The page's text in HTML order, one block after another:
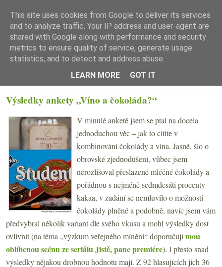
☰ Menu
Výsledky ankety „Víno a čokoláda?“
V minulé anketě jsem se ptal na docela
jednoduchou věc – jak to cítíte v
kombinování čokolády a vína. Jasně, šlo o
obrovské zjednodušení, vůbec jsem
nerozlišoval přeslazené mléčné čokolády a
pořádnou s nejméně sedmdesáti procenty
kakaa, v zadání se nemluvilo o možnosti
čokolády plněné a podobně, navíc jsem vám
předvybral několik variant dle svého vkusu a mohl výsledky dost
ovlivnit (na téma „výzkum veřejného mínění“ doporučuji mou
oblíbenou scénu ze seriálu Jistě, pane premiére). I přesto snad
výsledky nějakou drobnou hodnotu mají. Z 92 hlasujících jich 36
This site uses cookies from Google to deliver its services
and to analyze traffic. Your IP address and user-agent are
shared with Google along with performance and security
metrics to ensure quality of service, generate usage
statistics, and to detect and address abuse.
LEARN MORE
GOT IT